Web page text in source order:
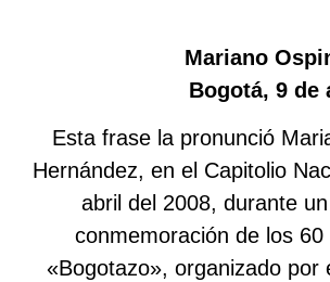
Mariano
Bogotá, 9 de
Esta frase la pronunció
Hernández, en el Capitolio
abril del 2008, durante
conmemoración de los 60
«Bogotazo», organizado por